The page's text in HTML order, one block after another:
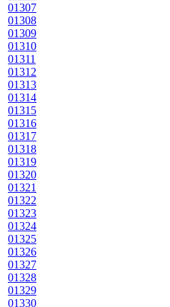
01307
01308
01309
01310
01311
01312
01313
01314
01315
01316
01317
01318
01319
01320
01321
01322
01323
01324
01325
01326
01327
01328
01329
01330